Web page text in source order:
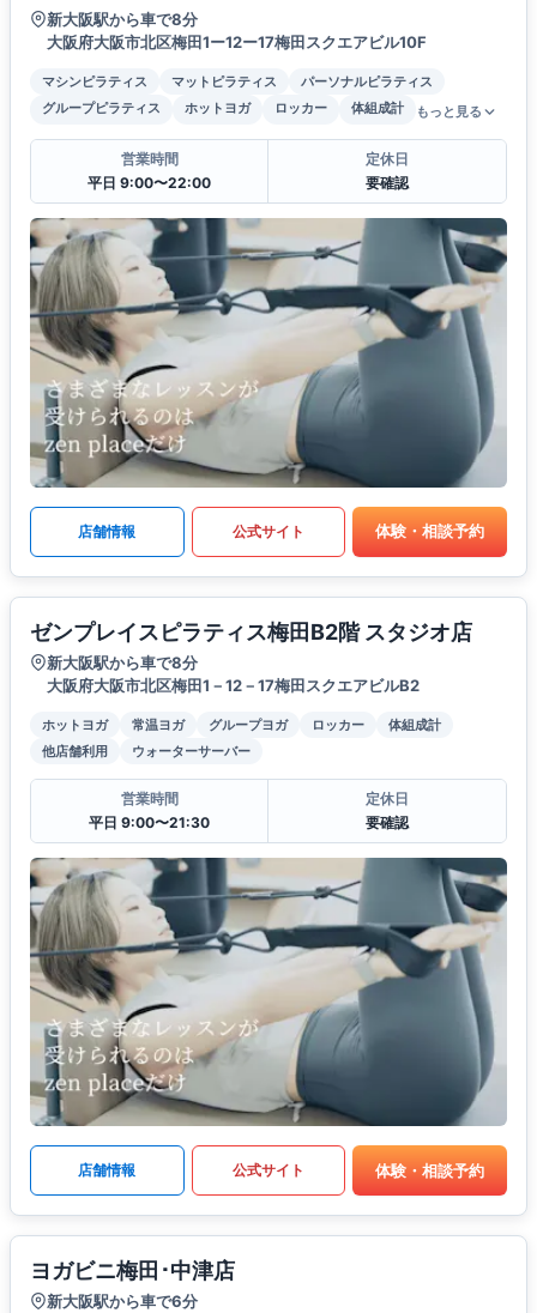
新大阪駅から車で8分
大阪府大阪市北区梅田1ー12ー17梅田スクエアビル10F
マシンピラティス マットピラティス
パーソナルピラティス
グループピラティス
ホットヨガ ロッカー 体組成計 もっと見る
営業時間
平日 9:00〜22:00
定休日
要確認
店舗情報 公式サイト 体験・相談予約
ゼンプレイスピラティス梅田B2階 スタジオ店
新大阪駅から車で8分
大阪府大阪市北区梅田1－12－17梅田スクエアビルB2
ホットヨガ 常温ヨガ グループヨガ ロッカー
体組成計
他店舗利用
ウォーターサーバー
営業時間
平日 9:00〜21:30
定休日
要確認
店舗情報 公式サイト 体験・相談予約
ヨガビニ梅田･中津店
新大阪駅から車で6分